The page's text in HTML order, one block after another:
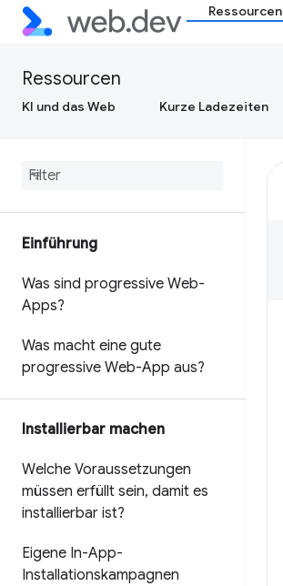
Ressourcen
Ressourcen
KI und das Web Kurze Ladezeiten
Einführung
Was sind progressive Web-
Apps?
Was macht eine gute
progressive Web-App aus?
Installierbar machen
Welche Voraussetzungen
müssen erfüllt sein, damit es
installierbar ist?
Eigene In-App-
Installationskampagnen